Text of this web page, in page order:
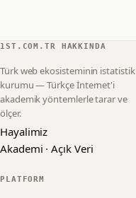
1ST.COM.TR HAKKINDA
Türk web ekosisteminin istatistik
kurumu — Türkçe İnternet'i
akademik yöntemlerle tarar ve
ölçer.
Hayalimiz
Akademi · Açık Veri
PLATFORM